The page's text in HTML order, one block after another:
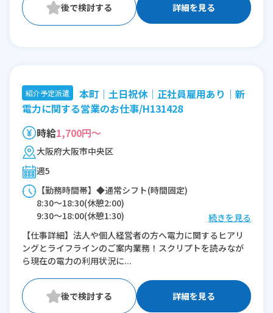
詳細を見る
紹介予定派遣
本町｜土日祝休│正社員雇用あり｜新
電力に関する営業のお仕事/H131428
時給1,700円～
大阪府大阪市中央区
週5
【勤務時間帯】◆通常シフト(時間固定)
8:30〜18:30(休憩2:00)
9:30〜18:00(休憩1:30)
※残業：10〜15時間程度/月
続きを見る
【仕事詳細】法人や個人経営者の方へ電力に関するヒアリ
ングとライフラインのご案内業務！スクリプトを読みなが
ら現在の電力の利用状況に...
詳細を見る